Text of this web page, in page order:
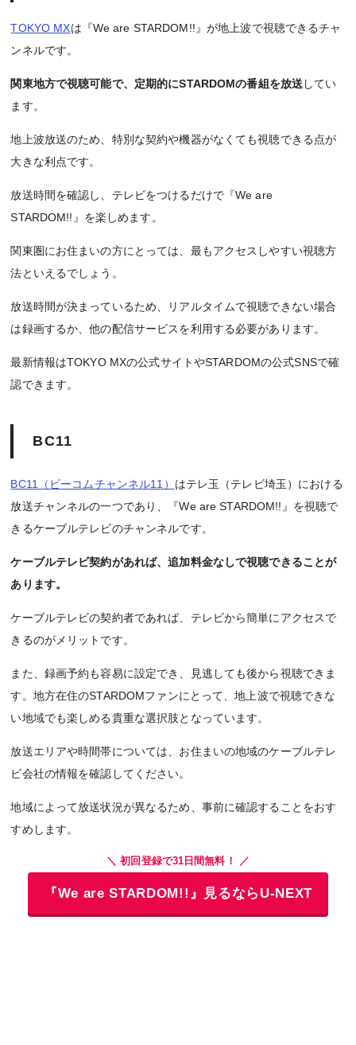
TOKYO MXは『We are STARDOM!!』が地上波で視聴できるチャ
ンネルです。
関東地方で視聴可能で、定期的にSTARDOMの番組を放送してい
ます。
地上波放送のため、特別な契約や機器がなくても視聴できる点が
大きな利点です。
放送時間を確認し、テレビをつけるだけで『We are
STARDOM!!』を楽しめます。
関東圏にお住まいの方にとっては、最もアクセスしやすい視聴方
法といえるでしょう。
放送時間が決まっているため、リアルタイムで視聴できない場合
は録画するか、他の配信サービスを利用する必要があります。
最新情報はTOKYO MXの公式サイトやSTARDOMの公式SNSで確
認できます。
BC11
BC11（ビーコムチャンネル11） はテレ玉（テレビ埼玉）における
放送チャンネルの一つであり、『We are STARDOM!!』を視聴で
きるケーブルテレビのチャンネルです。
ケーブルテレビ契約があれば、追加料金なしで視聴できることが
あります。
ケーブルテレビの契約者であれば、テレビから簡単にアクセスで
きるのがメリットです。
また、録画予約も容易に設定でき、見逃しても後から視聴できま
す。地方在住のSTARDOMファンにとって、地上波で視聴できな
い地域でも楽しめる貴重な選択肢となっています。
放送エリアや時間帯については、お住まいの地域のケーブルテレ
ビ会社の情報を確認してください。
地域によって放送状況が異なるため、事前に確認することをおす
すめします。
＼ 初回登録で31日間無料！ ／
『We are STARDOM!!』見るならU-NEXT